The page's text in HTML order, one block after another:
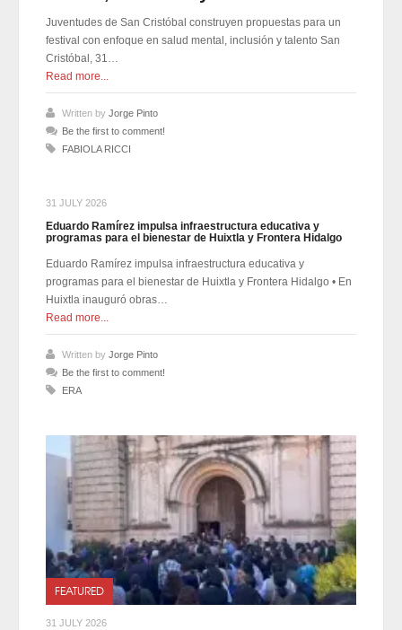
NEI inicia cadena de cambios entre exigencias de
Edmundo Lazos Zuart, nuevo presidente del Club
Eduardo Ramírez impulsa infraestructura educativa y programas
para el bienestar de Huixtla y Frontera Hidalgo
NEI inicia cadena de cambios entre exigencias de
2026-07-31
2026-07-31
Juventudes de San Cristóbal construyen propuestas para un
festival con enfoque en salud mental, inclusión y talento San
Cristóbal, 31…
Read more...
Written by Jorge Pinto
Be the first to comment!
FABIOLA RICCI
31 JULY 2026
Eduardo Ramírez impulsa infraestructura educativa y
programas para el bienestar de Huixtla y Frontera Hidalgo
Eduardo Ramírez impulsa infraestructura educativa y
programas para el bienestar de Huixtla y Frontera Hidalgo • En
Huixtla inauguró obras…
Read more...
Written by Jorge Pinto
Be the first to comment!
ERA
FEATURED
31 JULY 2026